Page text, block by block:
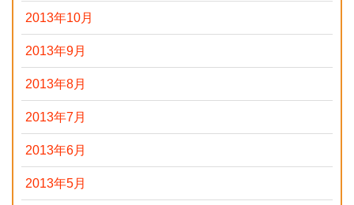
2013年10月
2013年9月
2013年8月
2013年7月
2013年6月
2013年5月